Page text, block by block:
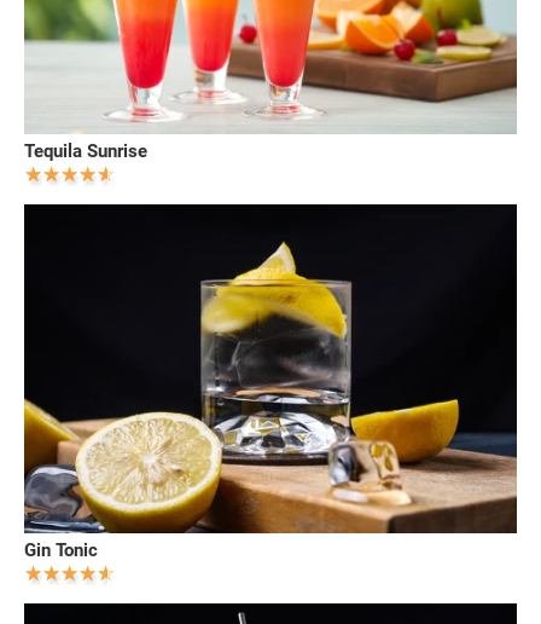
Tequila Sunrise
Gin Tonic